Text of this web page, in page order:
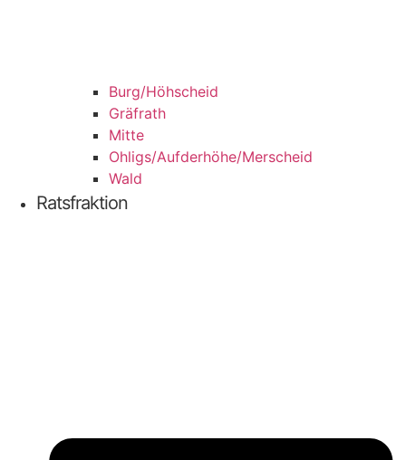
Burg/​Höhscheid
Grä­f­rath
Mit­te
Ohligs/​Aufderhöhe/​Merscheid
Wald
Ratsfraktion